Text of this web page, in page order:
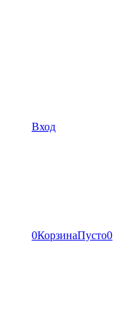
Вход
0КорзинаПусто0